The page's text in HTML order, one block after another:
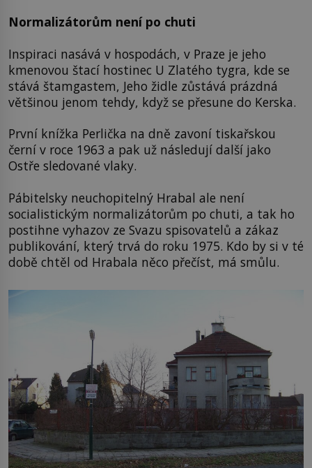
Normalizátorům není po chuti
Inspiraci nasává v hospodách, v Praze je jeho
kmenovou štací hostinec U Zlatého tygra, kde se
stává štamgastem, Jeho židle zůstává prázdná
většinou jenom tehdy, když se přesune do Kerska.
První knížka Perlička na dně zavoní tiskařskou
černí v roce 1963 a pak už následují další jako
Ostře sledované vlaky.
Pábitelsky neuchopitelný Hrabal ale není
socialistickým normalizátorům po chuti, a tak ho
postihne vyhazov ze Svazu spisovatelů a zákaz
publikování, který trvá do roku 1975. Kdo by si v té
době chtěl od Hrabala něco přečíst, má smůlu.